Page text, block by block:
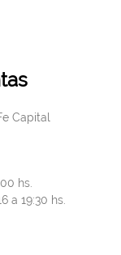
Capital
hs.
a 19:30 hs.